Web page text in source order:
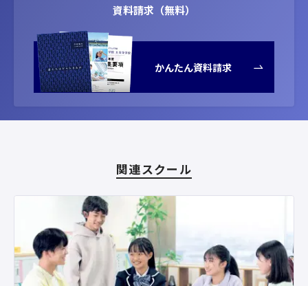
資料請求（無料）
かんたん資料請求
関連スクール